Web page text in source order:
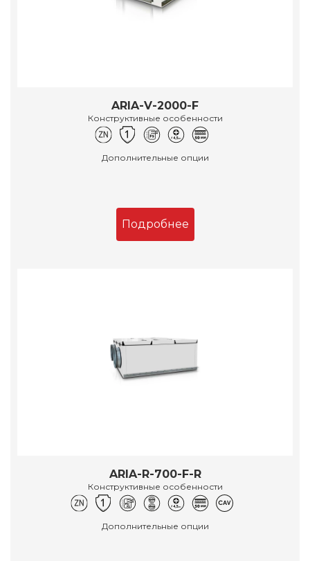
ARIA-V-2000-F
Конструктивные особенности
Дополнительные опции
Подробнее
ARIA-R-700-F-R
Конструктивные особенности
Дополнительные опции